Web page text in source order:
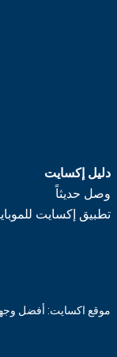
دليل إكسايت
وصل حديثاً
تطبيق إكسايت
موقع اكسايت: أفضل